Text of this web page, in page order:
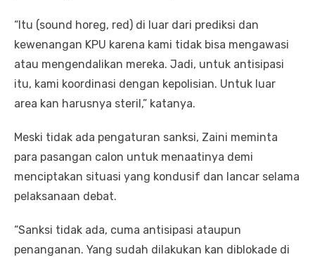
“Itu (sound horeg, red) di luar dari prediksi dan
kewenangan KPU karena kami tidak bisa mengawasi
atau mengendalikan mereka. Jadi, untuk antisipasi
itu, kami koordinasi dengan kepolisian. Untuk luar
area kan harusnya steril,” katanya.
Meski tidak ada pengaturan sanksi, Zaini meminta
para pasangan calon untuk menaatinya demi
menciptakan situasi yang kondusif dan lancar selama
pelaksanaan debat.
“Sanksi tidak ada, cuma antisipasi ataupun
penanganan. Yang sudah dilakukan kan diblokade di